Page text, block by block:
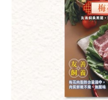
660公克/2片(含包冰率10~12%)
惜食 RPET